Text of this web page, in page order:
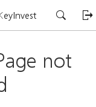
not